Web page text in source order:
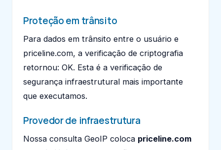
Proteção em trânsito
Para dados em trânsito entre o usuário e
priceline.com, a verificação de criptografia
retornou: OK. Esta é a verificação de
segurança infraestrutural mais importante
que executamos.
Provedor de infraestrutura
Nossa consulta GeoIP coloca priceline.com